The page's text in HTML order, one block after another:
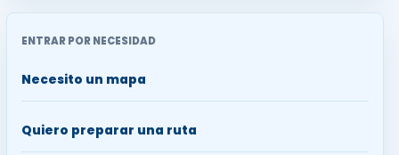
ENTRAR POR NECESIDAD
Necesito un mapa
Quiero preparar una ruta